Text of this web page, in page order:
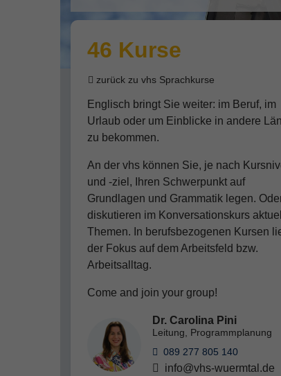
46 Kurse
zurück zu vhs Sprachkurse
Englisch bringt Sie weiter: im Beruf, im
Urlaub oder um Einblicke in andere
zu bekommen.
An der vhs können Sie, je nach
und -ziel, Ihren Schwerpunkt auf
Grundlagen und Grammatik legen.
diskutieren im Konversationskurs
Themen. In berufsbezogenen Kursen
der Fokus auf dem Arbeitsfeld bzw.
Arbeitsalltag.
Come and join your group!
Dr. Carolina Pini
Leitung, Programmplanung
089 277 805 140
info@vhs-wuermtal.de